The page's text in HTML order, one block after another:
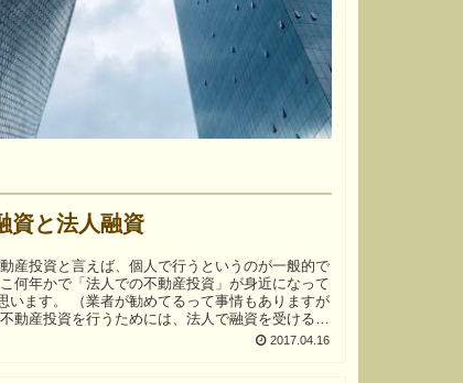
資と法人融資
何年かで「法人での不動産投資」が身近になって
います。 （業者が勧めてるって事情もありますが
2017.04.16